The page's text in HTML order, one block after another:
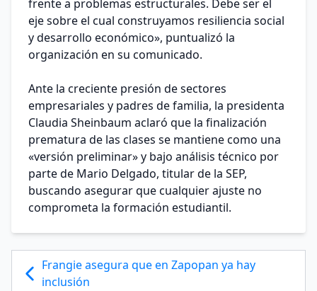
frente a problemas estructurales. Debe ser el
eje sobre el cual construyamos resiliencia social
y desarrollo económico», puntualizó la
organización en su comunicado.
Ante la creciente presión de sectores
empresariales y padres de familia, la presidenta
Claudia Sheinbaum aclaró que la finalización
prematura de las clases se mantiene como una
«versión preliminar» y bajo análisis técnico por
parte de Mario Delgado, titular de la SEP,
buscando asegurar que cualquier ajuste no
comprometa la formación estudiantil.
Frangie asegura que en Zapopan ya hay
inclusión